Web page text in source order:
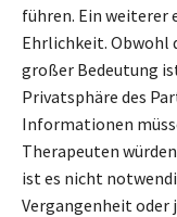
führen. Ein weiterer
Ehrlichkeit. Obwohl
großer Bedeutung
Privatsphäre des
Informationen
Therapeuten
ist es nicht
Vergangenheit oder